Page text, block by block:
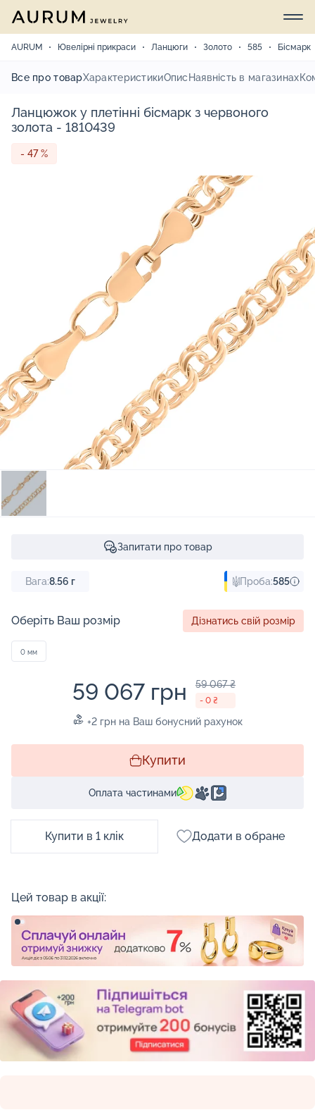
AURUM Ювелірні прикраси Ланцюги Золото 585 Бісмарк
Все про товарХарактеристикиОпис Наявність в магазинах
Ланцюжок у плетінні бісмарк з червоного
золота - 1810439
- 47 %
Запитати про товар
Вага:8.56 г Проба:585
Оберіть Ваш розмір Дізнатись свій розмір
0 мм
59 067 грн 59 067 ₴
- 0 ₴
+2 грн на Ваш бонусний рахунок
Купити
Оплата частинами
Купити в 1 клік Додати в обране
Цей товар в акції: